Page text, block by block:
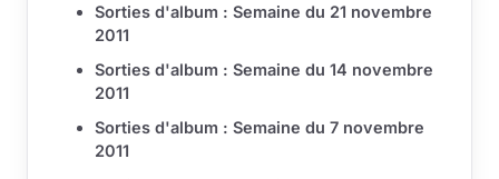
Sorties d'album : Semaine du 21 novembre
2011
Sorties d'album : Semaine du 14 novembre
2011
Sorties d'album : Semaine du 7 novembre
2011